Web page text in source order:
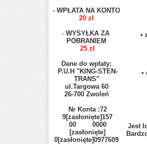
- WPŁATA NA KONTO
20 zł
-WYSYŁKA ZA
POBRANIEM
25 zł
Dane do wpłaty:
P.U.H "KING-STEN-
TRANS"
ul.Targowa 60
26-700 Zwoleń
Nr Konta :72
9[zasłonięte]157
00 0000
[zasłonięte]
0[zasłonięte]0977609
•
•
Jest